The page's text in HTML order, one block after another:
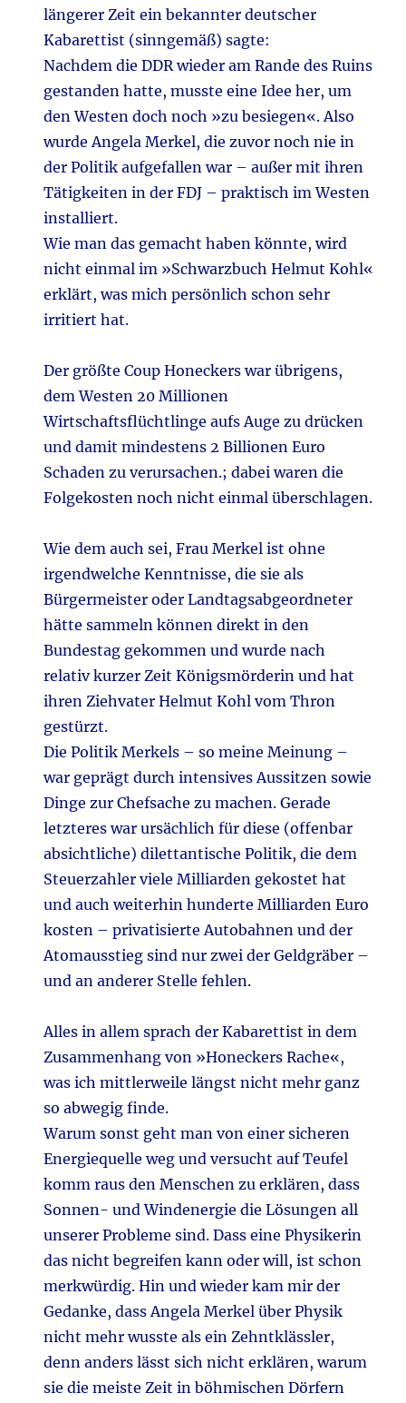
längerer Zeit ein bekannter deutscher
Kabarettist (sinngemäß) sagte:
Nachdem die DDR wieder am Rande des Ruins
gestanden hatte, musste eine Idee her, um
den Westen doch noch »zu besiegen«. Also
wurde Angela Merkel, die zuvor noch nie in
der Politik aufgefallen war – außer mit ihren
Tätigkeiten in der FDJ – praktisch im Westen
installiert.
Wie man das gemacht haben könnte, wird
nicht einmal im »Schwarzbuch Helmut Kohl«
erklärt, was mich persönlich schon sehr
irritiert hat.
Der größte Coup Honeckers war übrigens,
dem Westen 20 Millionen
Wirtschaftsflüchtlinge aufs Auge zu drücken
und damit mindestens 2 Billionen Euro
Schaden zu verursachen.; dabei waren die
Folgekosten noch nicht einmal überschlagen.
Wie dem auch sei, Frau Merkel ist ohne
irgendwelche Kenntnisse, die sie als
Bürgermeister oder Landtagsabgeordneter
hätte sammeln können direkt in den
Bundestag gekommen und wurde nach
relativ kurzer Zeit Königsmörderin und hat
ihren Ziehvater Helmut Kohl vom Thron
gestürzt.
Die Politik Merkels – so meine Meinung –
war geprägt durch intensives Aussitzen sowie
Dinge zur Chefsache zu machen. Gerade
letzteres war ursächlich für diese (offenbar
absichtliche) dilettantische Politik, die dem
Steuerzahler viele Milliarden gekostet hat
und auch weiterhin hunderte Milliarden Euro
kosten – privatisierte Autobahnen und der
Atomausstieg sind nur zwei der Geldgräber –
und an anderer Stelle fehlen.
Alles in allem sprach der Kabarettist in dem
Zusammenhang von »Honeckers Rache«,
was ich mittlerweile längst nicht mehr ganz
so abwegig finde.
Warum sonst geht man von einer sicheren
Energiequelle weg und versucht auf Teufel
komm raus den Menschen zu erklären, dass
Sonnen- und Windenergie die Lösungen all
unserer Probleme sind. Dass eine Physikerin
das nicht begreifen kann oder will, ist schon
merkwürdig. Hin und wieder kam mir der
Gedanke, dass Angela Merkel über Physik
nicht mehr wusste als ein Zehntklässler,
denn anders lässt sich nicht erklären, warum
sie die meiste Zeit in böhmischen Dörfern